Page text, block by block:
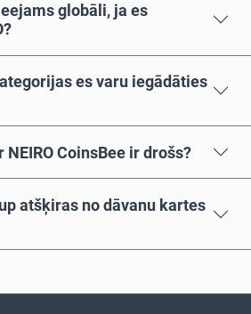
globāli, ja es
es varu iegādāties
CoinsBee ir drošs?
atšķiras no dāvanu kartes